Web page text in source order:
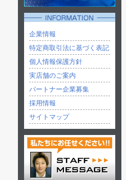
企業情報
特定商取引法に基づく表記
個人情報保護方針
実店舗のご案内
パートナー企業募集
採用情報
サイトマップ